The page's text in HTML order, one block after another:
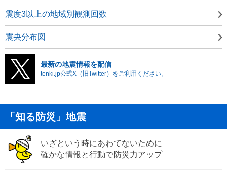
震度3以上の地域別観測回数
震央分布図
最新の地震情報を配信
tenki.jp公式X（旧Twitter）をご利用ください。
「知る防災」地震
いざという時にあわてないために
確かな情報と行動で防災力アップ